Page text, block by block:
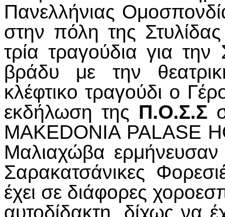
Πανελλήνιας
στην πόλη της
τρία τραγούδια για
βράδυ με την
κλέφτικο τραγούδι ο
εκδήλωση της Π.Ο.Σ.Σ
MAKEDONIA PALASE
Μαλιαχώβα
Σαρακατσάνικες
έχει σε διάφορες
αυτοδίδακτη, δίχως να